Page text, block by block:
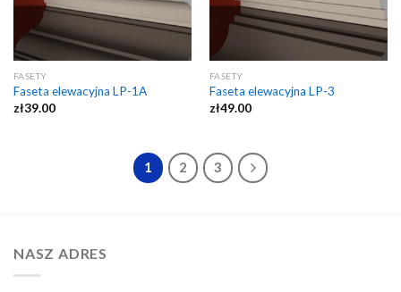
FASETY
Faseta elewacyjna LP-1A
zł39.00
FASETY
Faseta elewacyjna LP-3
zł49.00
1 2 3
NASZ ADRES